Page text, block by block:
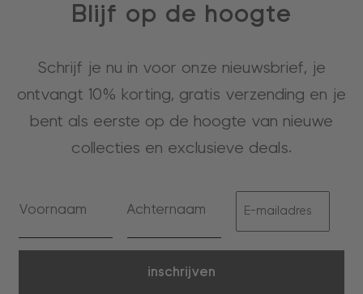
Blijf op de hoogte
Schrijf je nu in voor onze nieuwsbrief, je
ontvangt 10% korting, gratis verzending en je
bent als eerste op de hoogte van nieuwe
collecties en exclusieve deals.
inschrijven